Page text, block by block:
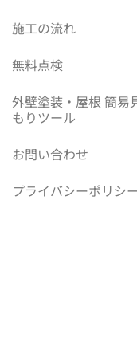
施工の流れ
無料点検
外壁塗装・屋根 簡易
もりツール
お問い合わせ
プライバシーポリシ